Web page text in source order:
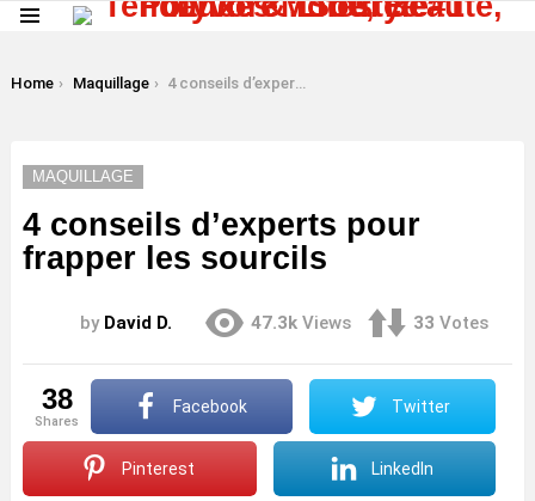
You are here:
Home Maquillage 4 conseils d’experts pour frapper les sourcils
MAQUILLAGE
4 conseils d’experts pour
frapper les sourcils
by David D. 47.3k Views 33 Votes
38
shares
Facebook Twitter
Pinterest LinkedIn